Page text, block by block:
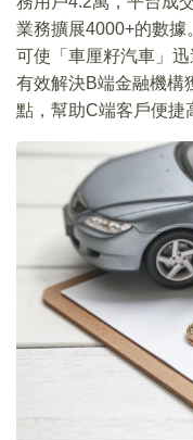
業務擴展4000+的數據
可使「車厘籽汽車」
有效解決B端金融機構
點，幫助C端客戶便捷